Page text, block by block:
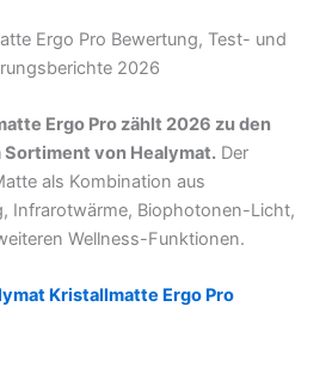
Ergo Pro zählt 2026 zu den
von Healymat. Der
als Kombination aus
Infrarotwärme, Biophotonen-Licht,
Wellness-Funktionen.
Kristallmatte Ergo Pro